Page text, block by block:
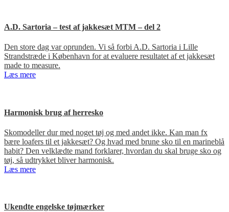
A.D. Sartoria – test af jakkesæt MTM – del 2
Den store dag var oprunden. Vi så forbi A.D. Sartoria i Lille
Strandstræde i København for at evaluere resultatet af et jakkesæt
made to measure.
Læs mere
Harmonisk brug af herresko
Skomodeller dur med noget tøj og med andet ikke. Kan man fx
bære loafers til et jakkesæt? Og hvad med brune sko til en marineblå
habit? Den velklædte mand forklarer, hvordan du skal bruge sko og
tøj, så udtrykket bliver harmonisk.
Læs mere
Ukendte engelske tøjmærker